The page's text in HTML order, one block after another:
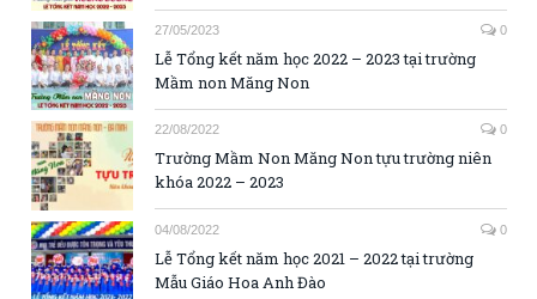
27/05/2023 0
Lễ Tổng kết năm học 2022 – 2023 tại trường
Mầm non Măng Non
22/08/2022 0
Trường Mầm Non Măng Non tựu trường niên
khóa 2022 – 2023
04/08/2022 0
Lễ Tổng kết năm học 2021 – 2022 tại trường
Mẫu Giáo Hoa Anh Đào